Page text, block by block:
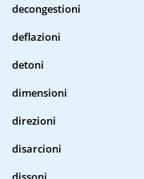
decongestioni
deflazioni
detoni
dimensioni
direzioni
disarcioni